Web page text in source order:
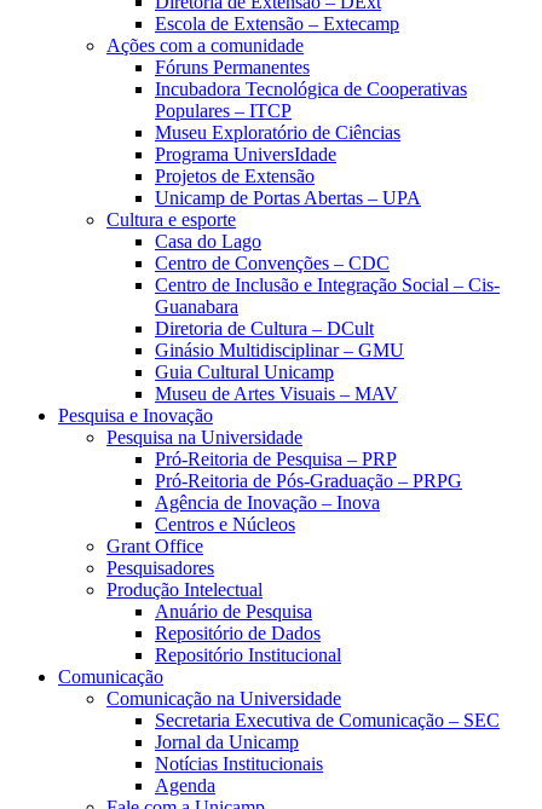
Escola de Extensão – Extecamp
Ações com a comunidade
Fóruns Permanentes
Incubadora Tecnológica de Cooperativas
Populares – ITCP
Museu Exploratório de Ciências
Programa UniversIdade
Projetos de Extensão
Unicamp de Portas Abertas – UPA
Cultura e esporte
Casa do Lago
Centro de Convenções – CDC
Centro de Inclusão e Integração Social – Cis-
Guanabara
Diretoria de Cultura – DCult
Ginásio Multidisciplinar – GMU
Guia Cultural Unicamp
Museu de Artes Visuais – MAV
Pesquisa e Inovação
Pesquisa na Universidade
Pró-Reitoria de Pesquisa – PRP
Pró-Reitoria de Pós-Graduação – PRPG
Agência de Inovação – Inova
Centros e Núcleos
Grant Office
Pesquisadores
Produção Intelectual
Anuário de Pesquisa
Repositório de Dados
Repositório Institucional
Comunicação
Comunicação na Universidade
Secretaria Executiva de Comunicação – SEC
Jornal da Unicamp
Notícias Institucionais
Agenda